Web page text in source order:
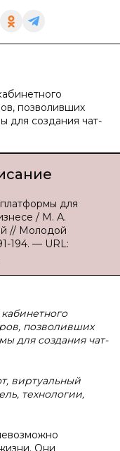
позволивших
для создания чат-
для
/ М. А.
// Молодой
194. — URL:
позволивших
для создания чат-
виртуальный
технологии,
Они